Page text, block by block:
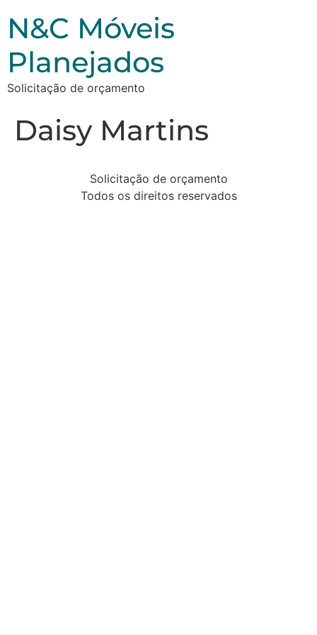
N&C Móveis
Planejados
Solicitação de orçamento
Daisy Martins
Solicitação de orçamento
Todos os direitos reservados